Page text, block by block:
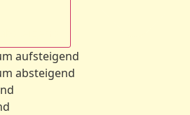
aufsteigend
absteigend